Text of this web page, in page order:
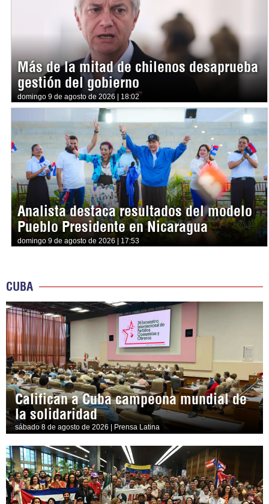
Más de la mitad de chilenos desaprueba
gestión del gobierno
domingo 9 de agosto de 2026 | 18:02
Analista destaca resultados del modelo
Pueblo Presidente en Nicaragua
domingo 9 de agosto de 2026 | 17:53
CUBA
Califican a Cuba campeona mundial de
la solidaridad
sábado 8 de agosto de 2026 | Prensa Latina